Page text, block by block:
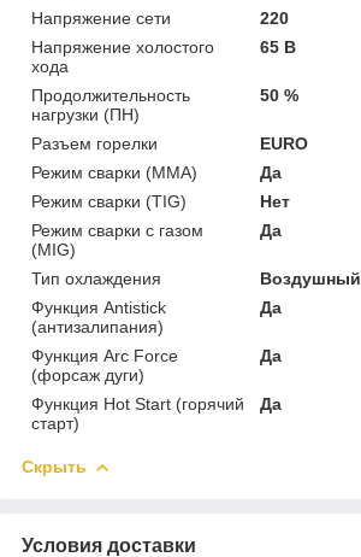
Напряжение сети
220
Напряжение холостого
хода
65 В
Продолжительность
нагрузки (ПН)
50 %
Разъем горелки
EURO
Режим сварки (MMA)
Да
Режим сварки (TIG)
Нет
Режим сварки с газом
(MIG)
Да
Тип охлаждения
Воздушный
Функция Antistick
(антизалипания)
Да
Функция Arc Force
(форсаж дуги)
Да
Функция Hot Start (горячий
старт)
Да
Скрыть
Условия доставки